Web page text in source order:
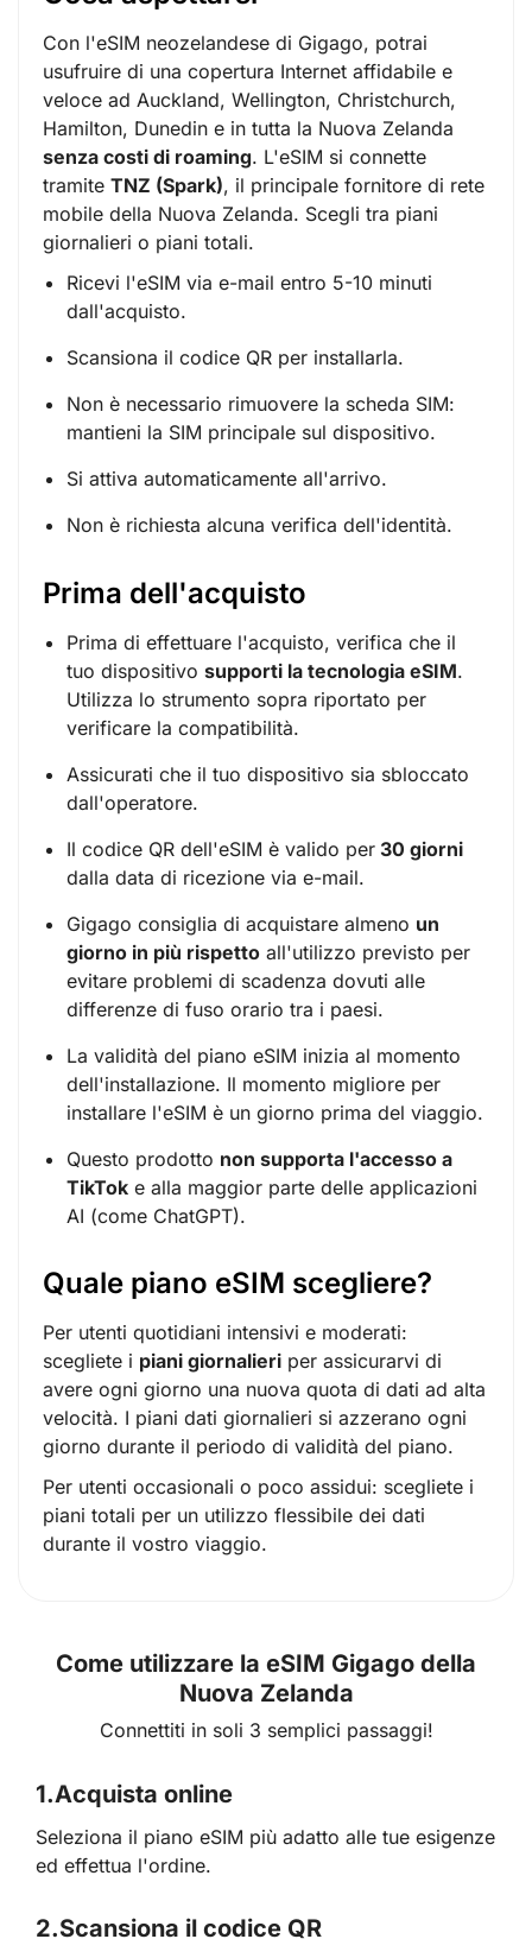
Con l'eSIM neozelandese di Gigago, potrai
usufruire di una copertura Internet affidabile e
veloce ad Auckland, Wellington, Christchurch,
Hamilton, Dunedin e in tutta la Nuova Zelanda
senza costi di roaming. L'eSIM si connette
tramite TNZ (Spark), il principale fornitore di rete
mobile della Nuova Zelanda. Scegli tra piani
giornalieri o piani totali.
Ricevi l'eSIM via e-mail entro 5-10 minuti
dall'acquisto.
Scansiona il codice QR per installarla.
Non è necessario rimuovere la scheda SIM:
mantieni la SIM principale sul dispositivo.
Si attiva automaticamente all'arrivo.
Non è richiesta alcuna verifica dell'identità.
Prima dell'acquisto
Prima di effettuare l'acquisto, verifica che il
tuo dispositivo supporti la tecnologia eSIM.
Utilizza lo strumento sopra riportato per
verificare la compatibilità.
Assicurati che il tuo dispositivo sia sbloccato
dall'operatore.
Il codice QR dell'eSIM è valido per 30 giorni
dalla data di ricezione via e-mail.
Gigago consiglia di acquistare almeno un
giorno in più rispetto all'utilizzo previsto per
evitare problemi di scadenza dovuti alle
differenze di fuso orario tra i paesi.
La validità del piano eSIM inizia al momento
dell'installazione. Il momento migliore per
installare l'eSIM è un giorno prima del viaggio.
Questo prodotto non supporta l'accesso a
TikTok e alla maggior parte delle applicazioni
AI (come ChatGPT).
Quale piano eSIM scegliere?
Per utenti quotidiani intensivi e moderati:
scegliete i piani giornalieri per assicurarvi di
avere ogni giorno una nuova quota di dati ad alta
velocità. I piani dati giornalieri si azzerano ogni
giorno durante il periodo di validità del piano.
Per utenti occasionali o poco assidui: scegliete i
piani totali per un utilizzo flessibile dei dati
durante il vostro viaggio.
Come utilizzare la eSIM Gigago della
Nuova Zelanda
Connettiti in soli 3 semplici passaggi!
1.Acquista online
Seleziona il piano eSIM più adatto alle tue esigenze
ed effettua l'ordine.
2.Scansiona il codice QR